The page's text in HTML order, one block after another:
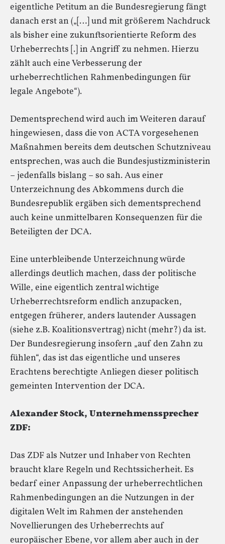
eigentliche Petitum an die Bundesregierung fängt
danach erst an („[…] und mit größerem Nachdruck
als bisher eine zukunftsorientierte Reform des
Urheberrechts [.] in Angriff zu nehmen. Hierzu
zählt auch eine Verbesserung der
urheberrechtlichen Rahmenbedingungen für
legale Angebote“).
Dementsprechend wird auch im Weiteren darauf
hingewiesen, dass die von ACTA vorgesehenen
Maßnahmen bereits dem deutschen Schutzniveau
entsprechen, was auch die Bundesjustizministerin
– jedenfalls bislang – so sah. Aus einer
Unterzeichnung des Abkommens durch die
Bundesrepublik ergäben sich dementsprechend
auch keine unmittelbaren Konsequenzen für die
Beteiligten der DCA.
Eine unterbleibende Unterzeichnung würde
allerdings deutlich machen, dass der politische
Wille, eine eigentlich zentral wichtige
Urheberrechtsreform endlich anzupacken,
entgegen früherer, anders lautender Aussagen
(siehe z.B. Koalitionsvertrag) nicht (mehr?) da ist.
Der Bundesregierung insofern „auf den Zahn zu
fühlen“, das ist das eigentliche und unseres
Erachtens berechtigte Anliegen dieser politisch
gemeinten Intervention der DCA.
Alexander Stock, Unternehmenssprecher
ZDF:
Das ZDF als Nutzer und Inhaber von Rechten
braucht klare Regeln und Rechtssicherheit. Es
bedarf einer Anpassung der urheberrechtlichen
Rahmenbedingungen an die Nutzungen in der
digitalen Welt im Rahmen der anstehenden
Novellierungen des Urheberrechts auf
europäischer Ebene, vor allem aber auch in der